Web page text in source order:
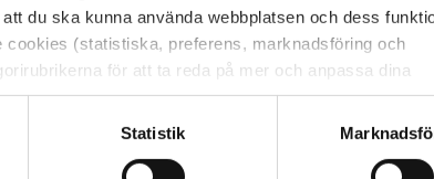
du ska kunna använda webbplatsen och dess
(statistiska, preferens, marknadsföring och
för att ta reda på mer och anpassa dina
kan påverka din upplevelse av webbplatsen och de
användningen av cookies kan du alltid radera
Statistik
ska vara
och den
No person
behind. This
indicators for